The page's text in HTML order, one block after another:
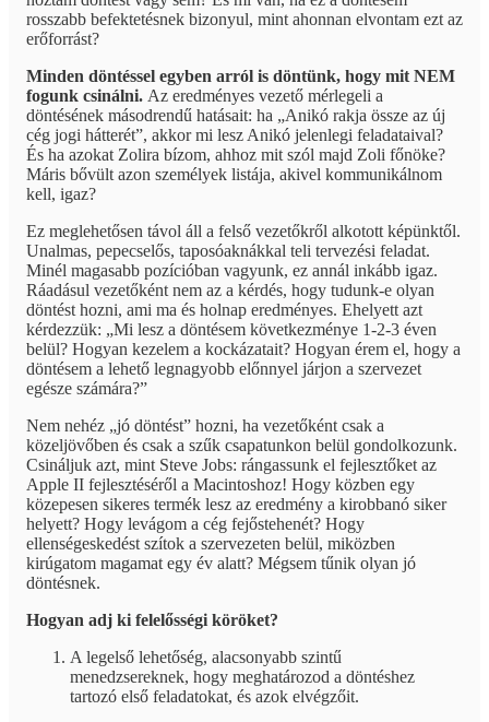
rosszabb befektetésnek bizonyul, mint ahonnan elvontam ezt az
erőforrást?
Minden döntéssel egyben arról is döntünk, hogy mit NEM
fogunk csinálni. Az eredményes vezető mérlegeli a
döntésének másodrendű hatásait: ha „Anikó rakja össze az új
cég jogi hátterét”, akkor mi lesz Anikó jelenlegi feladataival?
És ha azokat Zolira bízom, ahhoz mit szól majd Zoli főnöke?
Máris bővült azon személyek listája, akivel kommunikálnom
kell, igaz?
Ez meglehetősen távol áll a felső vezetőkről alkotott képünktől.
Unalmas, pepecselős, taposóaknákkal teli tervezési feladat.
Minél magasabb pozícióban vagyunk, ez annál inkább igaz.
Ráadásul vezetőként nem az a kérdés, hogy tudunk-e olyan
döntést hozni, ami ma és holnap eredményes. Ehelyett azt
kérdezzük: „Mi lesz a döntésem következménye 1-2-3 éven
belül? Hogyan kezelem a kockázatait? Hogyan érem el, hogy a
döntésem a lehető legnagyobb előnnyel járjon a szervezet
egésze számára?”
Nem nehéz „jó döntést” hozni, ha vezetőként csak a
közeljövőben és csak a szűk csapatunkon belül gondolkozunk.
Csináljuk azt, mint Steve Jobs: rángassunk el fejlesztőket az
Apple II fejlesztéséről a Macintoshoz! Hogy közben egy
közepesen sikeres termék lesz az eredmény a kirobbanó siker
helyett? Hogy levágom a cég fejőstehenét? Hogy
ellenségeskedést szítok a szervezeten belül, miközben
kirúgatom magamat egy év alatt? Mégsem tűnik olyan jó
döntésnek.
Hogyan adj ki felelősségi köröket?
A legelső lehetőség, alacsonyabb szintű
menedzsereknek, hogy meghatározod a döntéshez
tartozó első feladatokat, és azok elvégzőit.